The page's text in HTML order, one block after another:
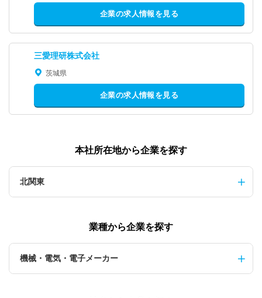
企業の求人情報を見る
三愛理研株式会社
茨城県
企業の求人情報を見る
本社所在地から企業を探す
北関東
業種から企業を探す
機械・電気・電子メーカー